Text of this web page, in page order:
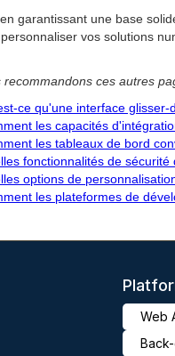
garantissant une base
vos solutions
recommandons ces autres
ce qu'une interface
les capacités
les tableaux de bord
fonctionnalités de
options de
les plateformes de
Web